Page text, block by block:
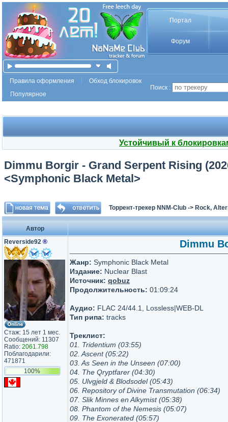
Портал
Форум
Правила оформления
Обход блокировок
Популярное
Поиск :
Устойчивый к
Dimmu Borgir - Grand Serpent Rising
<Symphonic Black Metal>
Торрент-трекер NNM-Club -> Rock,
Автор
Reverside92 ®
Стаж: 15 лет 1 мес.
Сообщений: 11307
Ratio: 2061.798
Поблагодарили:
471871
100%
Dimmu
Жанр: Symphonic Black Metal
Издание: Nuclear Blast
Источник: qobuz
Продолжительность: 01:09:24
Аудио: FLAC 24/44.1, Lossless|WEB-DL
Тип рипа: tracks
Треклист:
01. Tridentium (03:55)
02. Ascent (05:22)
03. As Seen in the Unseen (07:00)
04. The Qryptfarer (04:30)
05. Ulvgjeld & Blodsodel (05:43)
06. Repository of Divine Transmutation (06:34)
07. Slik Minnes en Alkymist (05:38)
08. Phantom of the Nemesis (05:07)
09. The Exonerated (05:57)